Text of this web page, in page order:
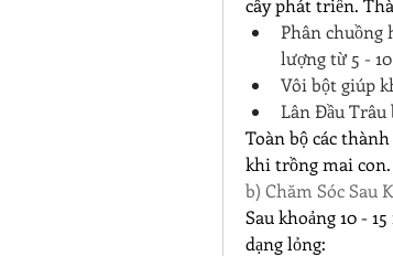
cây phát triển.
Phân chuồng
lượng từ 5 -
Vôi bột giúp
Lân Đầu Trâu
Toàn bộ các
khi trồng mai con.
b) Chăm Sóc Sau
Sau khoảng 10 -
dạng lỏng: